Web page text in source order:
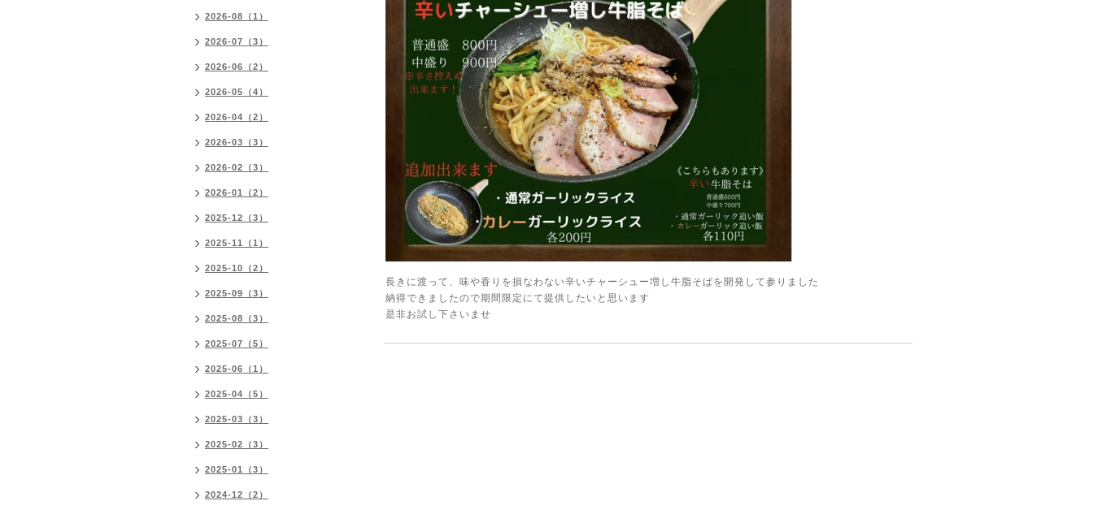
長きに渡って、味や香りを損なわない辛いチャーシュー増し牛脂そばを開発して参りました
納得できましたので期間限定にて提供したいと思います
是非お試し下さいませ
2026-08（1）
2026-07（3）
2026-06（2）
2026-05（4）
2026-04（2）
2026-03（3）
2026-02（3）
2026-01（2）
2025-12（3）
2025-11（1）
2025-10（2）
2025-09（3）
2025-08（3）
2025-07（5）
2025-06（1）
2025-04（5）
2025-03（3）
2025-02（3）
2025-01（3）
2024-12（2）